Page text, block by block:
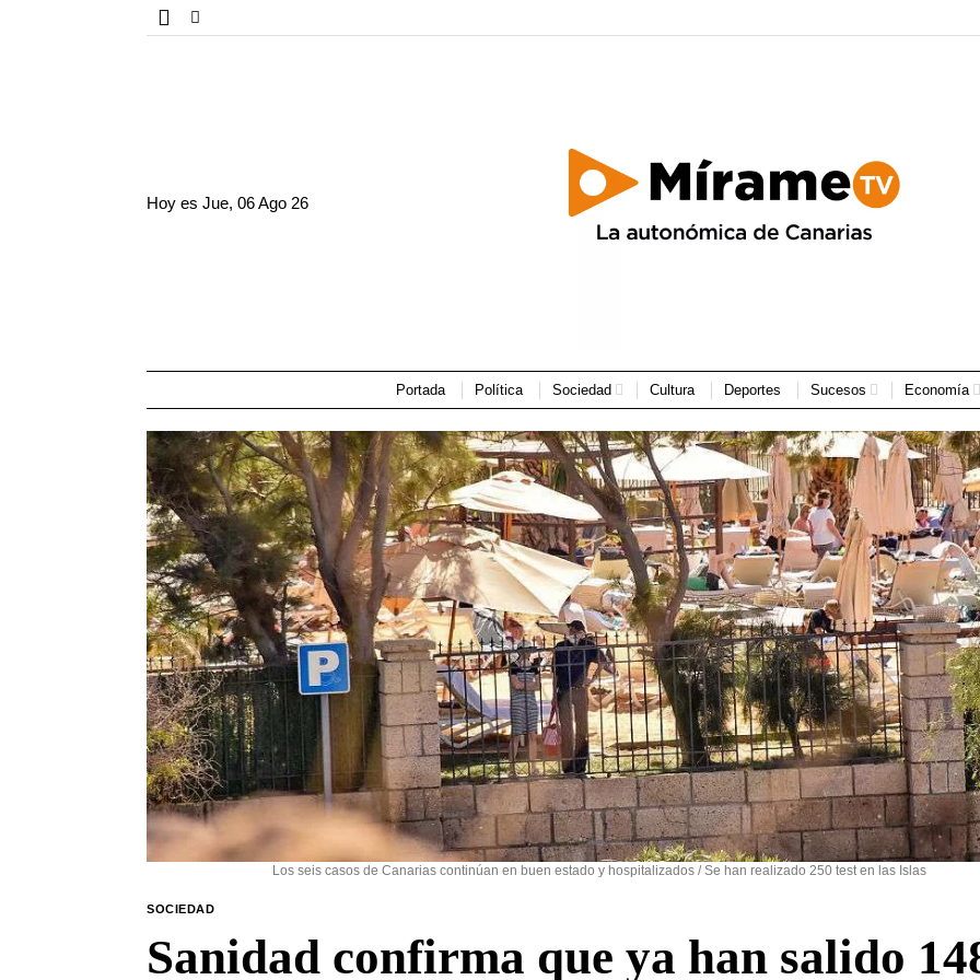
Hoy esJue, 06 Ago 26
Portada Política Sociedad Cultura Deportes Sucesos Economía
Los seis casos de Canarias continúan en buen estado y hospitalizados / Se han realizado 250 test en las Islas
SOCIEDAD
Sanidad confirma que ya han salido